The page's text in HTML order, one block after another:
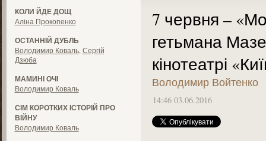
КОЛИ ЙДЕ ДОЩ
Аліна Прокопенко
ОСТАННІЙ ДУБЛЬ
Володимир Коваль, Сергій
Дзюба
МАМИНІ ОЧІ
Володимир Коваль
СІМ КОРОТКИХ ІСТОРІЙ ПРО
ВІЙНУ
Володимир Коваль
7 червня –
гетьмана
кінотеатрі
Володимир Войтенко
14:46 03.06.2016